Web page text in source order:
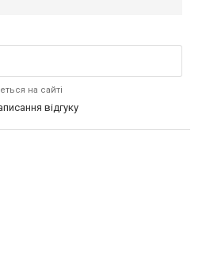
на сайті
відгуку